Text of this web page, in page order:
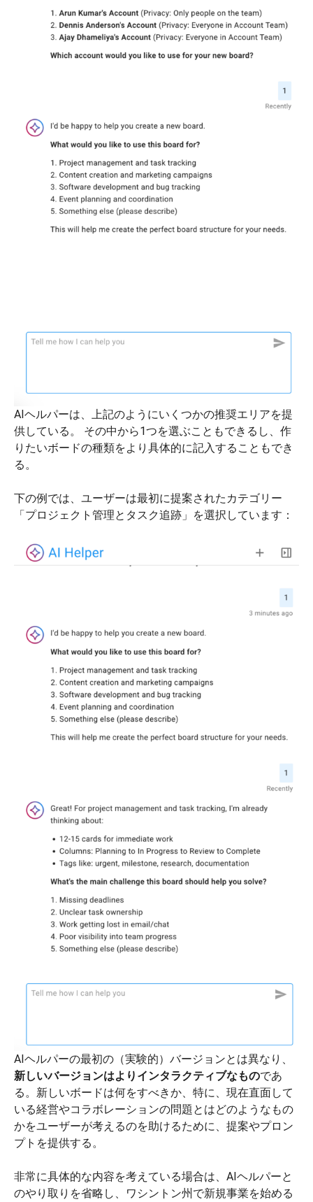
AIヘルパーは、上記のようにいくつかの推奨エリアを提
供している。 その中から1つを選ぶこともできるし、作
りたいボードの種類をより具体的に記入することもでき
る。
下の例では、ユーザーは最初に提案されたカテゴリー
「プロジェクト管理とタスク追跡」を選択しています：
AIヘルパーの最初の（実験的）バージョンとは異なり、
新しいバージョンはよりインタラクティブなものであ
る。新しいボードは何をすべきか、特に、現在直面して
いる経営やコラボレーションの問題とはどのようなもの
かをユーザーが考えるのを助けるために、提案やプロン
プトを提供する。
非常に具体的な内容を考えている場合は、AIヘルパーと
のやり取りを省略し、ワシントン州で新規事業を始める